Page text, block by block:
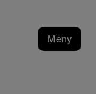
Meny